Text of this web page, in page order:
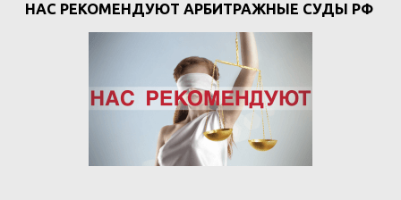
НАС РЕКОМЕНДУЮТ АРБИТРАЖНЫЕ СУДЫ РФ